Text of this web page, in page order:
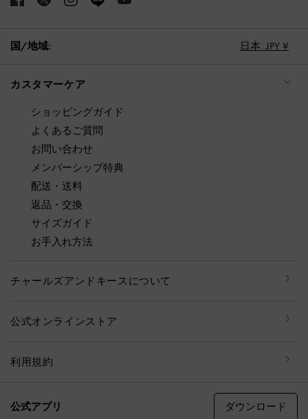
国/地域: 日本, JPY ¥
カスタマーケア
ショッピングガイド
よくあるご質問
お問い合わせ
メンバーシップ特典
配送・送料
返品・交換
サイズガイド
お手入れ方法
チャールズアンドキースについて
公式オンラインストア
利用規約
公式アプリ ダウンロード